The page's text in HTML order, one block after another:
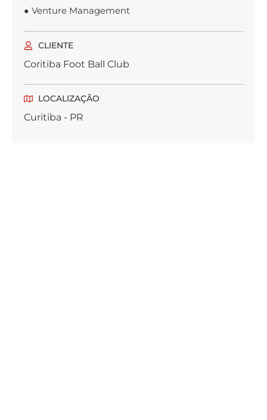
● Venture Management
CLIENTE
Coritiba Foot Ball Club
LOCALIZAÇÃO
Curitiba - PR